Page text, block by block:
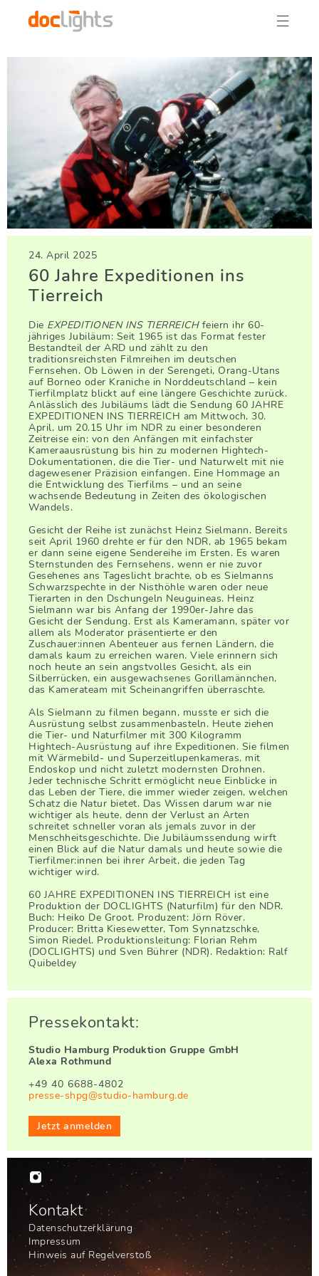

24. April 2025
60 Jahre Expeditionen ins
Tierreich
Die EXPEDITIONEN INS TIERREICHfeiern ihr 60-
jähriges Jubiläum: Seit 1965 ist das Format fester
Bestandteil der ARD und zählt zu den
traditionsreichsten Filmreihen im deutschen
Fernsehen. Ob Löwen in der Serengeti, Orang-Utans
auf Borneo oder Kraniche in Norddeutschland – kein
Tierfilmplatz blickt auf eine längere Geschichte zurück.
Anlässlich des Jubiläums lädt die Sendung 60 JAHRE
EXPEDITIONEN INS TIERREICH am Mittwoch, 30.
April, um 20.15 Uhr im NDR zu einer besonderen
Zeitreise ein: von den Anfängen mit einfachster
Kameraausrüstung bis hin zu modernen Hightech-
Dokumentationen, die die Tier- und Naturwelt mit nie
dagewesener Präzision einfangen. Eine Hommage an
die Entwicklung des Tierfilms – und an seine
wachsende Bedeutung in Zeiten des ökologischen
Wandels.
Gesicht der Reihe ist zunächst Heinz Sielmann. Bereits
seit April 1960 drehte er für den NDR, ab 1965 bekam
er dann seine eigene Sendereihe im Ersten. Es waren
Sternstunden des Fernsehens, wenn er nie zuvor
Gesehenes ans Tageslicht brachte, ob es Sielmanns
Schwarzspechte in der Nisthöhle waren oder neue
Tierarten in den Dschungeln Neuguineas. Heinz
Sielmann war bis Anfang der 1990er-Jahre das
Gesicht der Sendung. Erst als Kameramann, später vor
allem als Moderator präsentierte er den
Zuschauer:innen Abenteuer aus fernen Ländern, die
damals kaum zu erreichen waren. Viele erinnern sich
noch heute an sein angstvolles Gesicht, als ein
Silberrücken, ein ausgewachsenes Gorillamännchen,
das Kamerateam mit Scheinangriffen überraschte.
Als Sielmann zu filmen begann, musste er sich die
Ausrüstung selbst zusammenbasteln. Heute ziehen
die Tier- und Naturfilmer mit 300 Kilogramm
Hightech-Ausrüstung auf ihre Expeditionen. Sie filmen
mit Wärmebild- und Superzeitlupenkameras, mit
Endoskop und nicht zuletzt modernsten Drohnen.
Jeder technische Schritt ermöglicht neue Einblicke in
das Leben der Tiere, die immer wieder zeigen, welchen
Schatz die Natur bietet. Das Wissen darum war nie
wichtiger als heute, denn der Verlust an Arten
schreitet schneller voran als jemals zuvor in der
Menschheitsgeschichte. Die Jubiläumssendung wirft
einen Blick auf die Natur damals und heute sowie die
Tierfilmer:innen bei ihrer Arbeit, die jeden Tag
wichtiger wird.
60 JAHRE EXPEDITIONEN INS TIERREICH ist eine
Produktion der DOCLIGHTS (Naturfilm) für den NDR.
Buch: Heiko De Groot. Produzent: Jörn Röver.
Producer: Britta Kiesewetter, Tom Synnatzschke,
Simon Riedel. Produktionsleitung: Florian Rehm
(DOCLIGHTS) und Sven Bührer (NDR). Redaktion: Ralf
Quibeldey
Pressekontakt:
Studio Hamburg Produktion Gruppe GmbH
Alexa Rothmund
+49 40 6688-4802
presse-shpg@studio-hamburg.de
Jetzt anmelden

Kontakt
Datenschutzerklärung
Impressum
Hinweis auf Regelverstoß